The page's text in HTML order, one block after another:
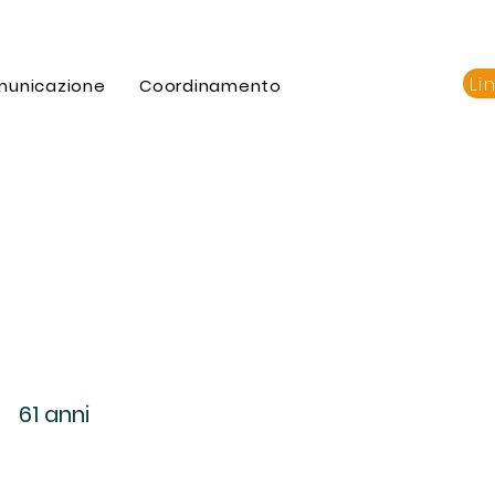
Coordinamento
61 anni